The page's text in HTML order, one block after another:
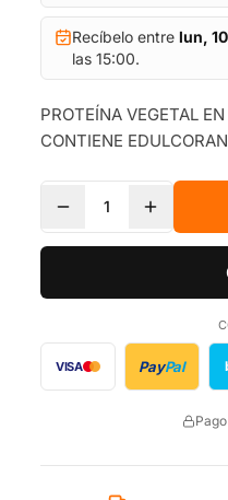
Recíbelo entre lun,
las 15:00.
PROTEÍNA VEGETAL
CONTIENE
1
VISA PayPal